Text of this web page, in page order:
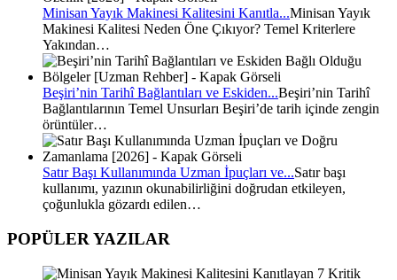
Minisan Yayık Makinesi Kalitesini Kanıtla...Minisan Yayık
Makinesi Kalitesi Neden Öne Çıkıyor? Temel Kriterlere
Yakından…
Beşiri’nin Tarihî Bağlantıları ve Eskiden...Beşiri’nin Tarihî
Bağlantılarının Temel Unsurları Beşiri’de tarih içinde zengin
örüntüler…
Satır Başı Kullanımında Uzman İpuçları ve...Satır başı
kullanımı, yazının okunabilirliğini doğrudan etkileyen,
çoğunlukla gözardı edilen…
POPÜLER YAZILAR